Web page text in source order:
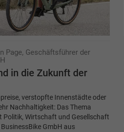
Page, Geschäftsführer der
in die Zukunft der
verstopfte Innenstädte oder
Nachhaltigkeit: Das Thema
Wirtschaft und Gesellschaft
GmbH aus